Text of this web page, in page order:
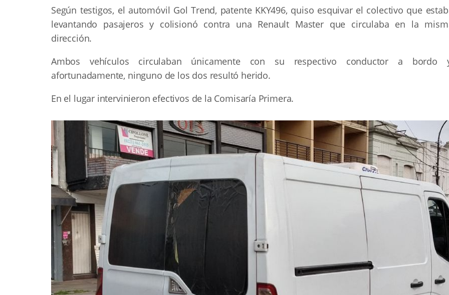
Según testigos, el automóvil Gol Trend, patente KKY496, quiso esquivar el colectivo que
levantando pasajeros y colisionó contra una Renault Master que circulaba en la
dirección.
Ambos vehículos circulaban únicamente con su respectivo conductor a bordo
afortunadamente, ninguno de los dos resultó herido.
En el lugar intervinieron efectivos de la Comisaría Primera.